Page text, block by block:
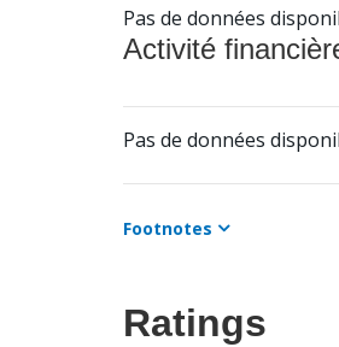
Pas de données
Activité
Pas de données
Footnotes
Ratings